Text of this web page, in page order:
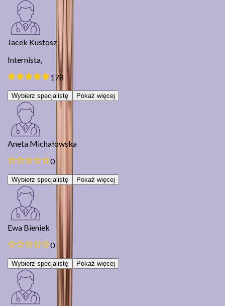
Jacek Kustosz
Internista,
178
Wybierz specjalistę Pokaż więcej
Aneta Michałowska
0
Wybierz specjalistę Pokaż więcej
Ewa Bieniek
0
Wybierz specjalistę Pokaż więcej